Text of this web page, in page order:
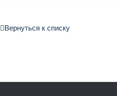
Вернуться к списку